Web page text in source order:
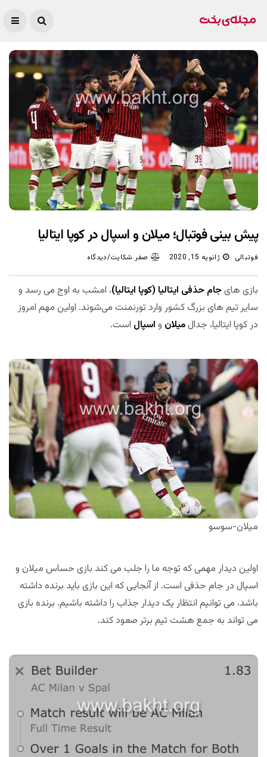
پیش بینی فوتبال؛ میلان و اسپال در کوپا ایتالیا
فوتبالی ژانویه 15, 2020 صفر شکایت/دیدگاه
بازی هایجام حذفی ایتالیا (کوپا ایتالیا)، امشب به اوج می رسد و
سایر تیم های بزرگ کشور وارد تورنمنت می‌شوند. اولین مهم امروز
در کوپا ایتالیا، جدالمیلان و اسپال است.
میلان-سوسو
اولین دیدار مهمی که توجه ما را جلب می کند بازی حساس میلان و
اسپال در جام حذفی است. از آنجایی که این بازی باید برنده داشته
باشد، می توانیم انتظار یک دیدار جذاب را داشته باشیم. برنده بازی
می تواند به جمع هشت تیم برتر صعود کند.